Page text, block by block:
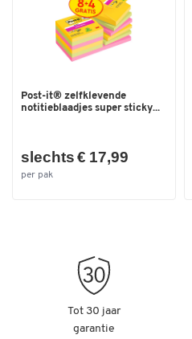
Afmetingen
Breedte (mm)
Post-it® zelfklevende
notitieblaadjes super sticky...
slechts € 17,99
per pak
Tot 30 jaar
garantie